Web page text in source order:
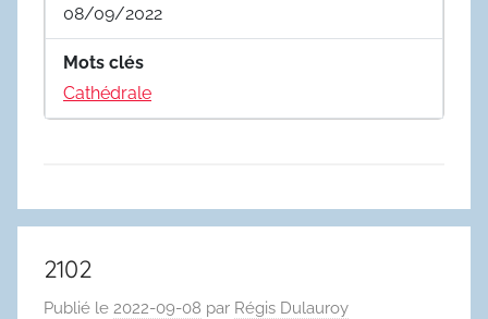
08/09/2022
Mots clés
Cathédrale
2102
Publié le 2022-09-08 par Régis Dulauroy